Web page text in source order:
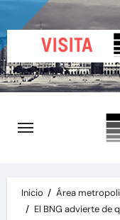
al
contenido
Inicio
Área
El BNG advierte de